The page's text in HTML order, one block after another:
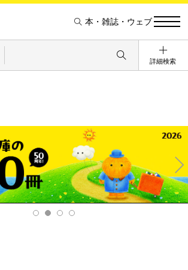
本・雑誌・ウェブ
詳細検索
Ne
xt